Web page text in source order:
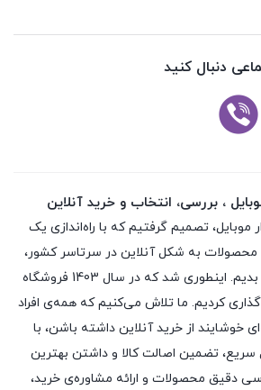
دنبال کنید
، بررسی، انتخاب و خرید آنلاین
بازار موبایل، تصمیم گرفتیم که با راه‌اندازی یک
به شکل آنلاین در سرتاسر کشور،
کسب‌وکارمون رو گسترش بدیم. اینطوری شد که در سال 1403 فروشگاه
کردیم. ما تلاش می‌کنیم که همه‌ی افراد
خوشایند از خرید آنلاین داشته باشن، با
تضمین اصالت کالا و داشتن بهترین
دقیق محصولات و ارائه مشاوره‌ی خرید،